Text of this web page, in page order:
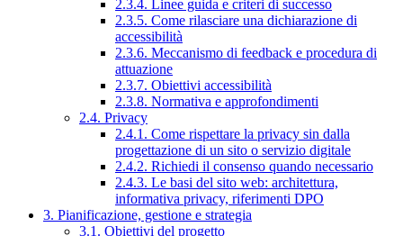
2.3.4. Linee guida e criteri di successo
2.3.5. Come rilasciare una dichiarazione di
accessibilità
2.3.6. Meccanismo di feedback e procedura di
attuazione
2.3.7. Obiettivi accessibilità
2.3.8. Normativa e approfondimenti
2.4. Privacy
2.4.1. Come rispettare la privacy sin dalla
progettazione di un sito o servizio digitale
2.4.2. Richiedi il consenso quando necessario
2.4.3. Le basi del sito web: architettura,
informativa privacy, riferimenti DPO
3. Pianificazione, gestione e strategia
3.1. Obiettivi del progetto